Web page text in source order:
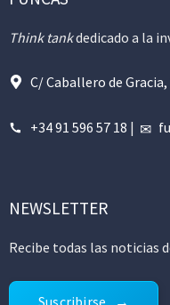
Think tankdedicado a la
C/ Caballero de
+34 91 596 57 18 |
NEWSLETTER
Recibe todas las noticias